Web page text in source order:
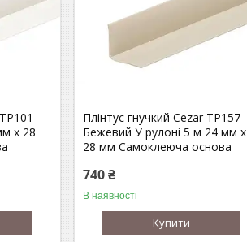
х 28
Плінтус гнучкий Cezar ТР157
Бежевий У рулоні 5 м 24 мм х
28 мм Самоклеюча основа
740 ₴
В наявності
Купити